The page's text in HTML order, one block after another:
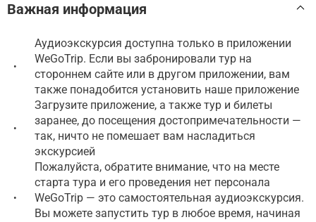
Важная информация
•
Аудиоэкскурсия доступна только в приложении
WeGoTrip. Если вы забронировали тур на
стороннем сайте или в другом приложении, вам
также понадобится установить наше приложение
•
Загрузите приложение, а также тур и билеты
заранее, до посещения достопримечательности —
так, ничто не помешает вам насладиться
экскурсией
•
Пожалуйста, обратите внимание, что на месте
старта тура и его проведения нет персонала
WeGoTrip — это самостоятельная аудиоэкскурсия.
Вы можете запустить тур в любое время, начиная